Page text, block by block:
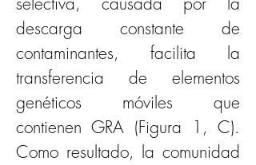
descarga constante de
contaminantes, facilita la
transferencia de elementos
genéticos móviles que
contienen GRA (Figura 1, C).
Como resultado, la comunidad